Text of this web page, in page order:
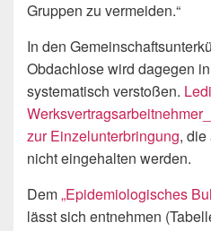
Gruppen zu vermeiden.“
In den
Obdachlose wird dagegen
systematisch verstoßen.
zur Einzelunterbringung,
nicht eingehalten werden.
Dem„Epidemiologisches
lässt sich entnehmen